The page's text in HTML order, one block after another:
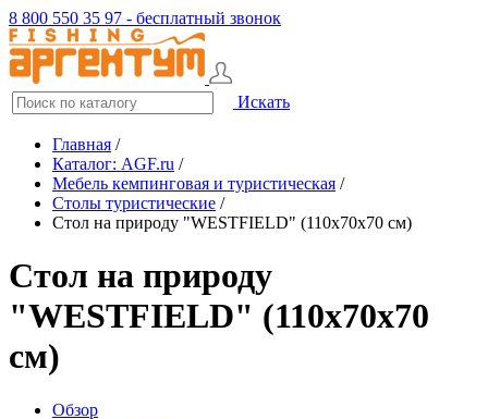
8 800 550 35 97 - бесплатный звонок
Искать
Главная /
Каталог: AGF.ru /
Мебель кемпинговая и туристическая /
Столы туристические /
Стол на природу "WESTFIELD" (110х70x70 см)
Стол на природу
"WESTFIELD" (110x70x70
см)
Обзор